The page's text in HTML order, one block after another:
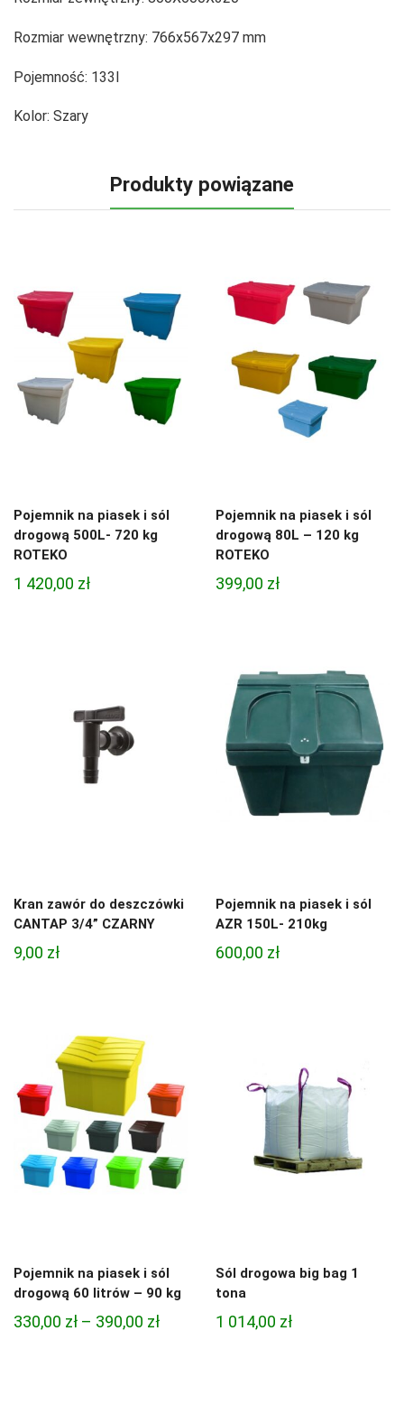
Rozmiar wewnętrzny: 766x567x297 mm
Pojemność: 133l
Kolor: Szary
Produkty powiązane
Pojemnik na piasek i sól
drogową 500L- 720 kg
ROTEKO
1 420,00 zł
Pojemnik na piasek i sól
drogową 80L – 120 kg
ROTEKO
399,00 zł
Kran zawór do deszczówki
CANTAP 3/4” CZARNY
9,00 zł
Pojemnik na piasek i sól
AZR 150L- 210kg
600,00 zł
Pojemnik na piasek i sól
drogową 60 litrów – 90 kg
330,00 zł – 390,00 złZakres
Sól drogowa big bag 1
tona
1 014,00 zł